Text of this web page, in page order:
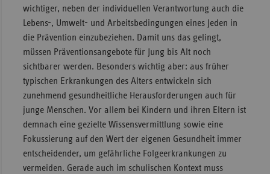
wichtiger, neben der individuellen Verantwortung auch die
Lebens-, Umwelt- und Arbeitsbedingungen eines Jeden in
die Prävention einzubeziehen. Damit uns das gelingt,
müssen Präventionsangebote für Jung bis Alt noch
sichtbarer werden. Besonders wichtig aber: aus früher
typischen Erkrankungen des Alters entwickeln sich
zunehmend gesundheitliche Herausforderungen auch für
junge Menschen. Vor allem bei Kindern und ihren Eltern ist
demnach eine gezielte Wissensvermittlung sowie eine
Fokussierung auf den Wert der eigenen Gesundheit immer
entscheidender, um gefährliche Folgeerkrankungen zu
vermeiden. Gerade auch im schulischen Kontext muss